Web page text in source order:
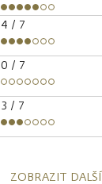
4 / 7
0 / 7
3 / 7
ZOBRAZIT DALŠÍ